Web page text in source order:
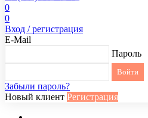
0
0
Вход / регистрация
E-Mail
Пароль
Забыли пароль?
Новый клиент Регистрация